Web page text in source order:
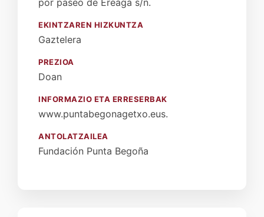
por paseo de Ereaga s/n.
EKINTZAREN HIZKUNTZA
Gaztelera
PREZIOA
Doan
INFORMAZIO ETA ERRESERBAK
www.puntabegonagetxo.eus.
ANTOLATZAILEA
Fundación Punta Begoña